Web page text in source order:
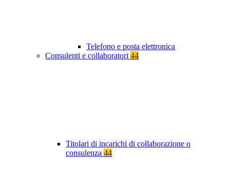
Telefono e posta elettronica
Consulenti e collaboratori 44
Titolari di incarichi di collaborazione o
consulenza 44